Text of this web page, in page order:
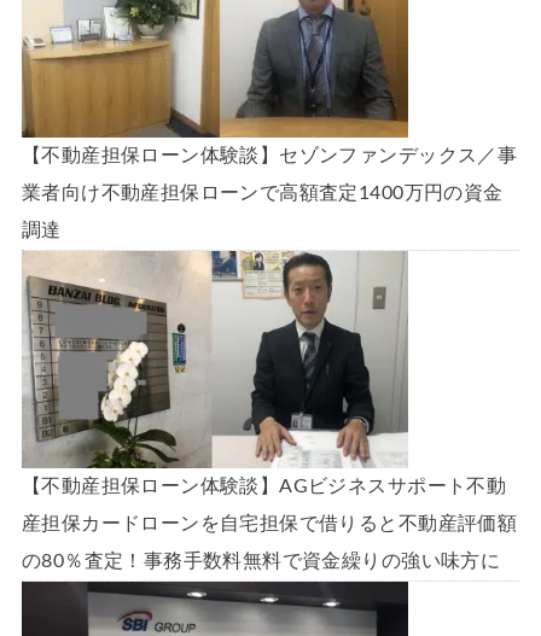
【不動産担保ローン体験談】セゾンファンデックス／事
業者向け不動産担保ローンで高額査定1400万円の資金
調達
【不動産担保ローン体験談】AGビジネスサポート不動
産担保カードローンを自宅担保で借りると不動産評価額
の80％査定！事務手数料無料で資金繰りの強い味方に